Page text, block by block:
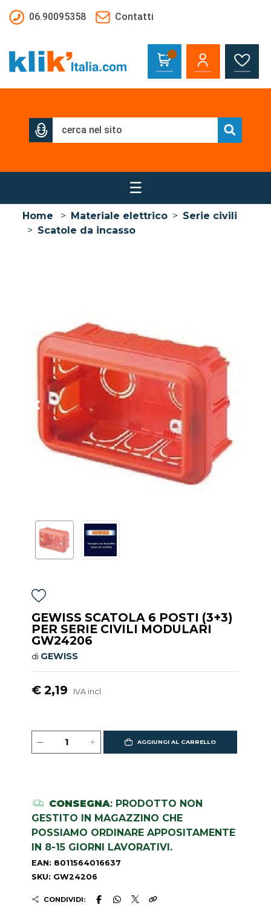
06.90095358
Contatti
☰
Home > Materiale elettrico > Serie civili
> Scatole da incasso
GEWISS SCATOLA 6 POSTI (3+3)
PER SERIE CIVILI MODULARI
GW24206
di GEWISS
€ 2,19 IVA incl.
AGGIUNGI AL CARRELLO
CONSEGNA: PRODOTTO NON
GESTITO IN MAGAZZINO CHE
POSSIAMO ORDINARE APPOSITAMENTE
IN 8-15 GIORNI LAVORATIVI.
EAN: 8011564016637
SKU: GW24206
CONDIVIDI: